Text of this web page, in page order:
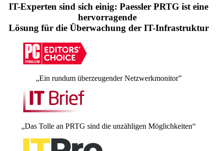
IT-Experten sind sich einig: Paessler PRTG ist eine
hervorragende
Lösung für die Überwachung der IT-Infrastruktur
„Ein rundum überzeugender Netzwerkmonitor”
„Das Tolle an PRTG sind die unzähligen Möglichkeiten“